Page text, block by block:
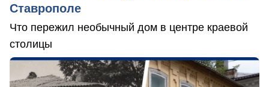
Ставрополе
Что пережил необычный дом в центре краевой
столицы